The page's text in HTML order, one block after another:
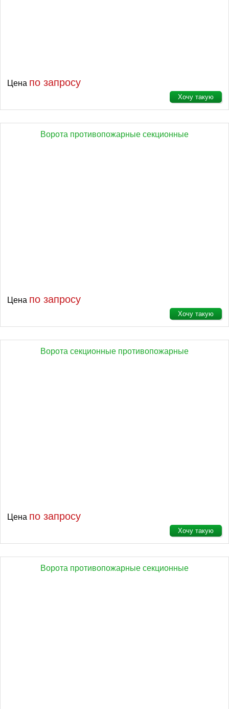
Цена по запросу
Хочу такую
Ворота противопожарные секционные
Цена по запросу
Хочу такую
Ворота секционные противопожарные
Цена по запросу
Хочу такую
Ворота противопожарные секционные